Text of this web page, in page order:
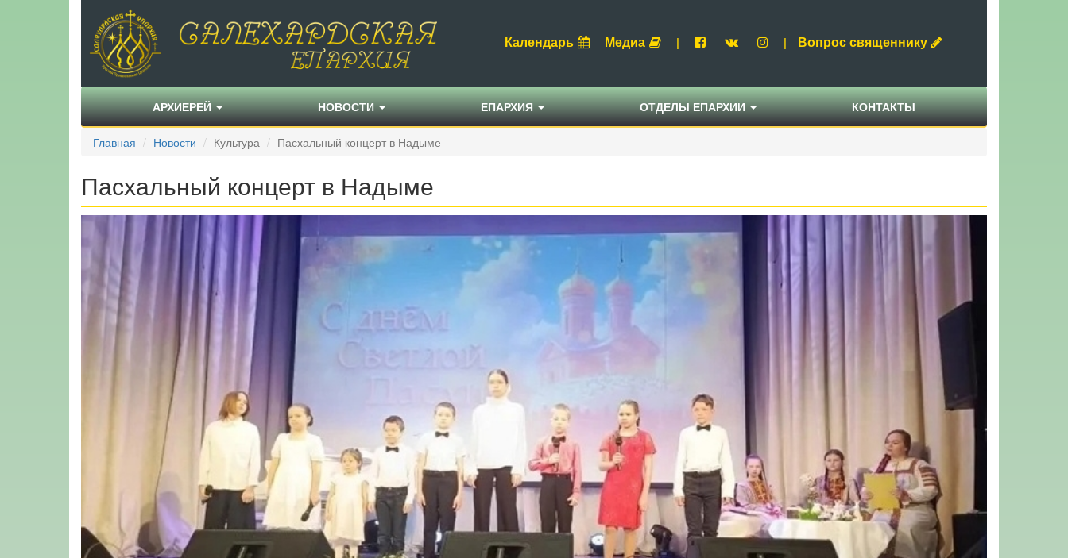
Календарь Медиа | | Вопрос священнику
АРХИЕРЕЙ НОВОСТИ ЕПАРХИЯ ОТДЕЛЫ ЕПАРХИИ КОНТАКТЫ
Главная Новости Культура Пасхальный концерт в Надыме
Пасхальный концерт в Надыме